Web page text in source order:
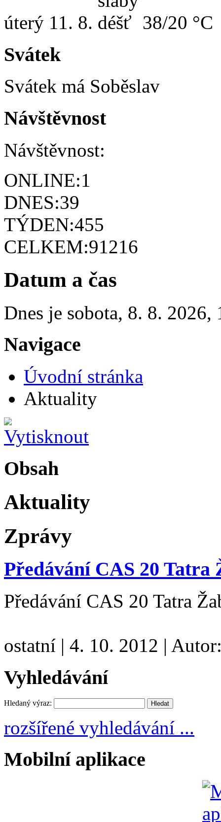
úterý 11. 8. 38/20 °C
Svátek
Svátek má Soběslav
Návštěvnost
Návštěvnost:
ONLINE:1
DNES:39
TÝDEN:455
CELKEM:91216
Datum a čas
Dnes je sobota, 8. 8. 2026,
Navigace
Úvodní stránka
Aktuality
Obsah
Aktuality
Zprávy
Předávání CAS 20 Tatra
Předávání CAS 20 Tatra
ostatní | 4. 10. 2012 |
Vyhledávání
Hledaný výraz:
rozšířené vyhledávání ...
Mobilní aplikace